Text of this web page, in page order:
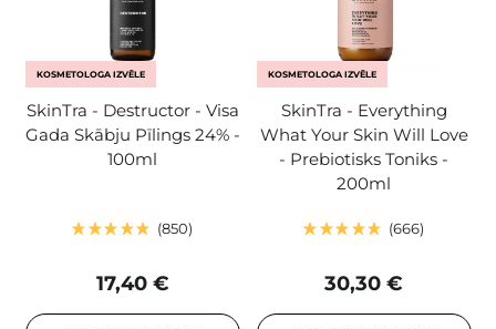
KOSMETOLOGA IZVĒLE
SkinTra - Destructor - Visa
Gada Skābju Pīlings 24% -
100ml
850
17,40 €
KOSMETOLOGA IZVĒLE
SkinTra - Everything
What Your Skin Will Love
- Prebiotisks Toniks -
200ml
666
30,30 €